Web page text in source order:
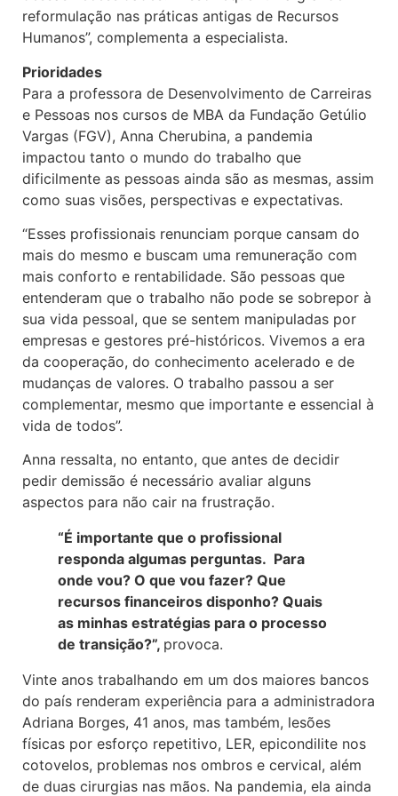
reformulação nas práticas antigas de Recursos
Humanos”, complementa a especialista.
Prioridades
Para a professora de Desenvolvimento de Carreiras
e Pessoas nos cursos de MBA da Fundação Getúlio
Vargas (FGV), Anna Cherubina, a pandemia
impactou tanto o mundo do trabalho que
dificilmente as pessoas ainda são as mesmas, assim
como suas visões, perspectivas e expectativas.
“Esses profissionais renunciam porque cansam do
mais do mesmo e buscam uma remuneração com
mais conforto e rentabilidade. São pessoas que
entenderam que o trabalho não pode se sobrepor à
sua vida pessoal, que se sentem manipuladas por
empresas e gestores pré-históricos. Vivemos a era
da cooperação, do conhecimento acelerado e de
mudanças de valores. O trabalho passou a ser
complementar, mesmo que importante e essencial à
vida de todos”.
Anna ressalta, no entanto, que antes de decidir
pedir demissão é necessário avaliar alguns
aspectos para não cair na frustração.
“É importante que o profissional
responda algumas perguntas. Para
onde vou? O que vou fazer? Que
recursos financeiros disponho? Quais
as minhas estratégias para o processo
de transição?”, provoca.
Vinte anos trabalhando em um dos maiores bancos
do país renderam experiência para a administradora
Adriana Borges, 41 anos, mas também, lesões
físicas por esforço repetitivo, LER, epicondilite nos
cotovelos, problemas nos ombros e cervical, além
de duas cirurgias nas mãos. Na pandemia, ela ainda